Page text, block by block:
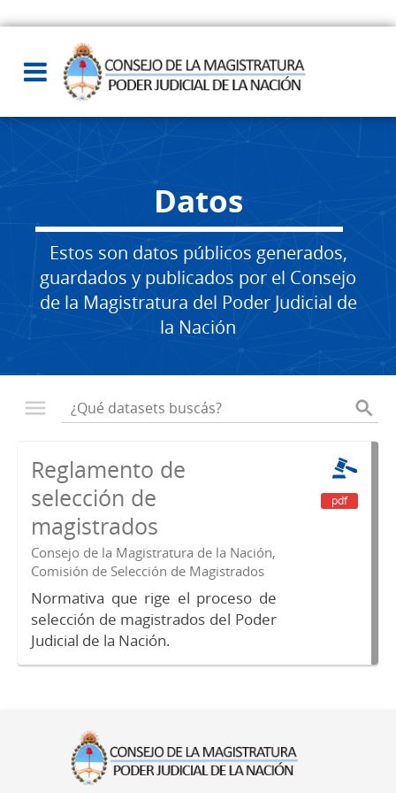
Datos
Estos son datos públicos generados,
guardados y publicados por el Consejo
de la Magistratura del Poder Judicial de
la Nación
Reglamento de
selección de
magistrados
Consejo de la Magistratura de la Nación,
Comisión de Selección de Magistrados
Normativa que rige el proceso de
selección de magistrados del Poder
Judicial de la Nación.
pdf